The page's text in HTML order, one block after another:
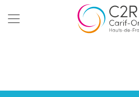
Aller
au
contenu